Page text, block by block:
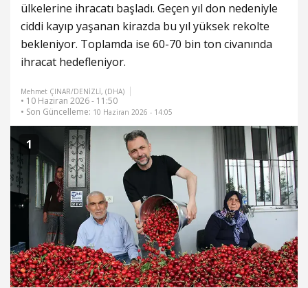
ülkelerine ihracatı başladı. Geçen yıl don nedeniyle
ciddi kayıp yaşanan kirazda bu yıl yüksek rekolte
bekleniyor. Toplamda ise 60-70 bin ton civanında
ihracat hedefleniyor.
Mehmet ÇINAR/DENİZLİ, (DHA)
• 10 Haziran 2026 - 11:50
• Son Güncelleme: 10 Haziran 2026 - 14:05
1